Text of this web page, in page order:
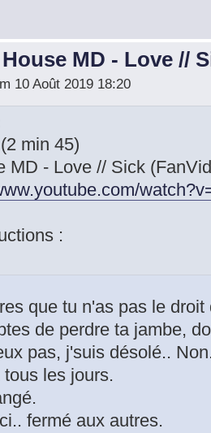
MD - Love //
10 Août 2019 18:20
min 45)
MD - Love // Sick
:
que tu n'as pas le droit
de perdre ta jambe,
pas, j'suis désolé..
les jours.
fermé aux autres.